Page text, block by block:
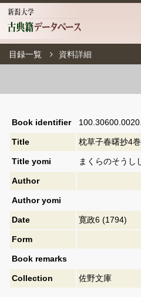
目録一覧 資料詳細
Book identifier
Title 枕草子春曙抄4巻
Title yomi まくらのそうし
Author
Author yomi
Date 寛政6 (1794)
Form
Book remarks
Collection 佐野文庫